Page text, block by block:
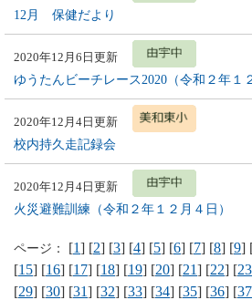
12月 保健だより
2020年12月6日更新
ゆうたんビーチレース2020（令和２年１
2020年12月4日更新
校内持久走記録会
2020年12月4日更新
火災避難訓練（令和２年１２月４日）
ページ： [1] [2] [3] [4] [5] [6] [7] [8] [9]
[15] [16] [17] [18] [19] [20] [21] [22] [23
[29] [30] [31] [32] [33] [34] [35] [36] [37